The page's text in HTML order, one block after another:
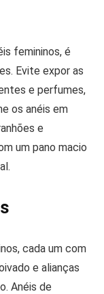
femininos, é
Evite expor as
e perfumes,
os anéis em
e
um pano macio
cada um com
e alianças
Anéis de